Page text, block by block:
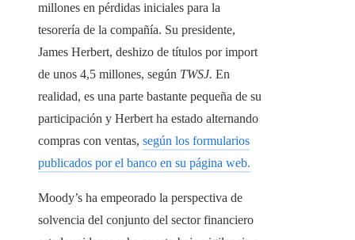
millones en pérdidas iniciales para la
tesorería de la compañía. Su presidente,
James Herbert, deshizo de títulos por import
de unos 4,5 millones, según TWSJ. En
realidad, es una parte bastante pequeña de su
participación y Herbert ha estado alternando
compras con ventas, según los formularios
publicados por el banco en su página web.
Moody’s ha empeorado la perspectiva de
solvencia del conjunto del sector financiero